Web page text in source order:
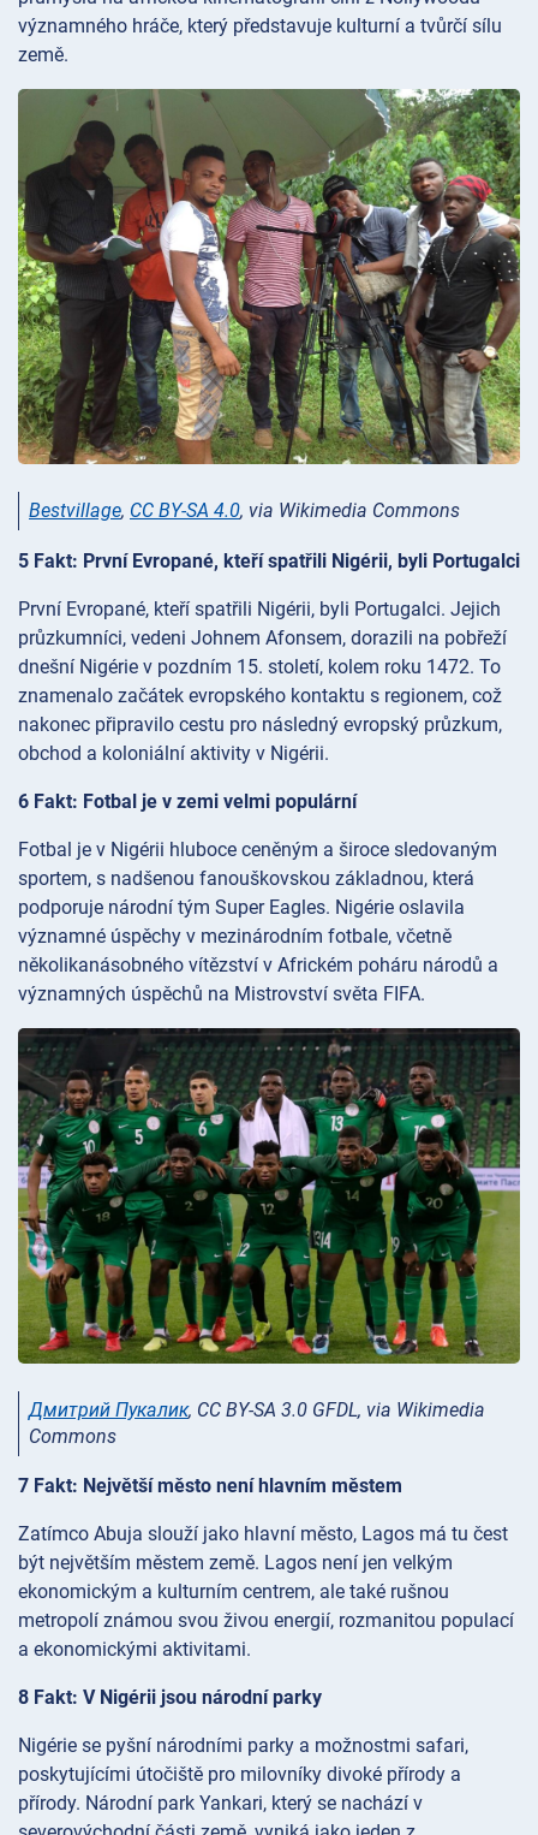
významného hráče, který představuje kulturní a tvůrčí sílu
země.
Bestvillage, CC BY-SA 4.0, via Wikimedia Commons
5 Fakt: První Evropané, kteří spatřili Nigérii, byli Portugalci
První Evropané, kteří spatřili Nigérii, byli Portugalci. Jejich
průzkumníci, vedeni Johnem Afonsem, dorazili na pobřeží
dnešní Nigérie v pozdním 15. století, kolem roku 1472. To
znamenalo začátek evropského kontaktu s regionem, což
nakonec připravilo cestu pro následný evropský průzkum,
obchod a koloniální aktivity v Nigérii.
6 Fakt: Fotbal je v zemi velmi populární
Fotbal je v Nigérii hluboce ceněným a široce sledovaným
sportem, s nadšenou fanouškovskou základnou, která
podporuje národní tým Super Eagles. Nigérie oslavila
významné úspěchy v mezinárodním fotbale, včetně
několikanásobného vítězství v Africkém poháru národů a
významných úspěchů na Mistrovství světa FIFA.
Дмитрий Пукалик, CC BY-SA 3.0 GFDL, via Wikimedia
Commons
7 Fakt: Největší město není hlavním městem
Zatímco Abuja slouží jako hlavní město, Lagos má tu čest
být největším městem země. Lagos není jen velkým
ekonomickým a kulturním centrem, ale také rušnou
metropolí známou svou živou energií, rozmanitou populací
a ekonomickými aktivitami.
8 Fakt: V Nigérii jsou národní parky
Nigérie se pyšní národními parky a možnostmi safari,
poskytujícími útočiště pro milovníky divoké přírody a
přírody. Národní park Yankari, který se nachází v